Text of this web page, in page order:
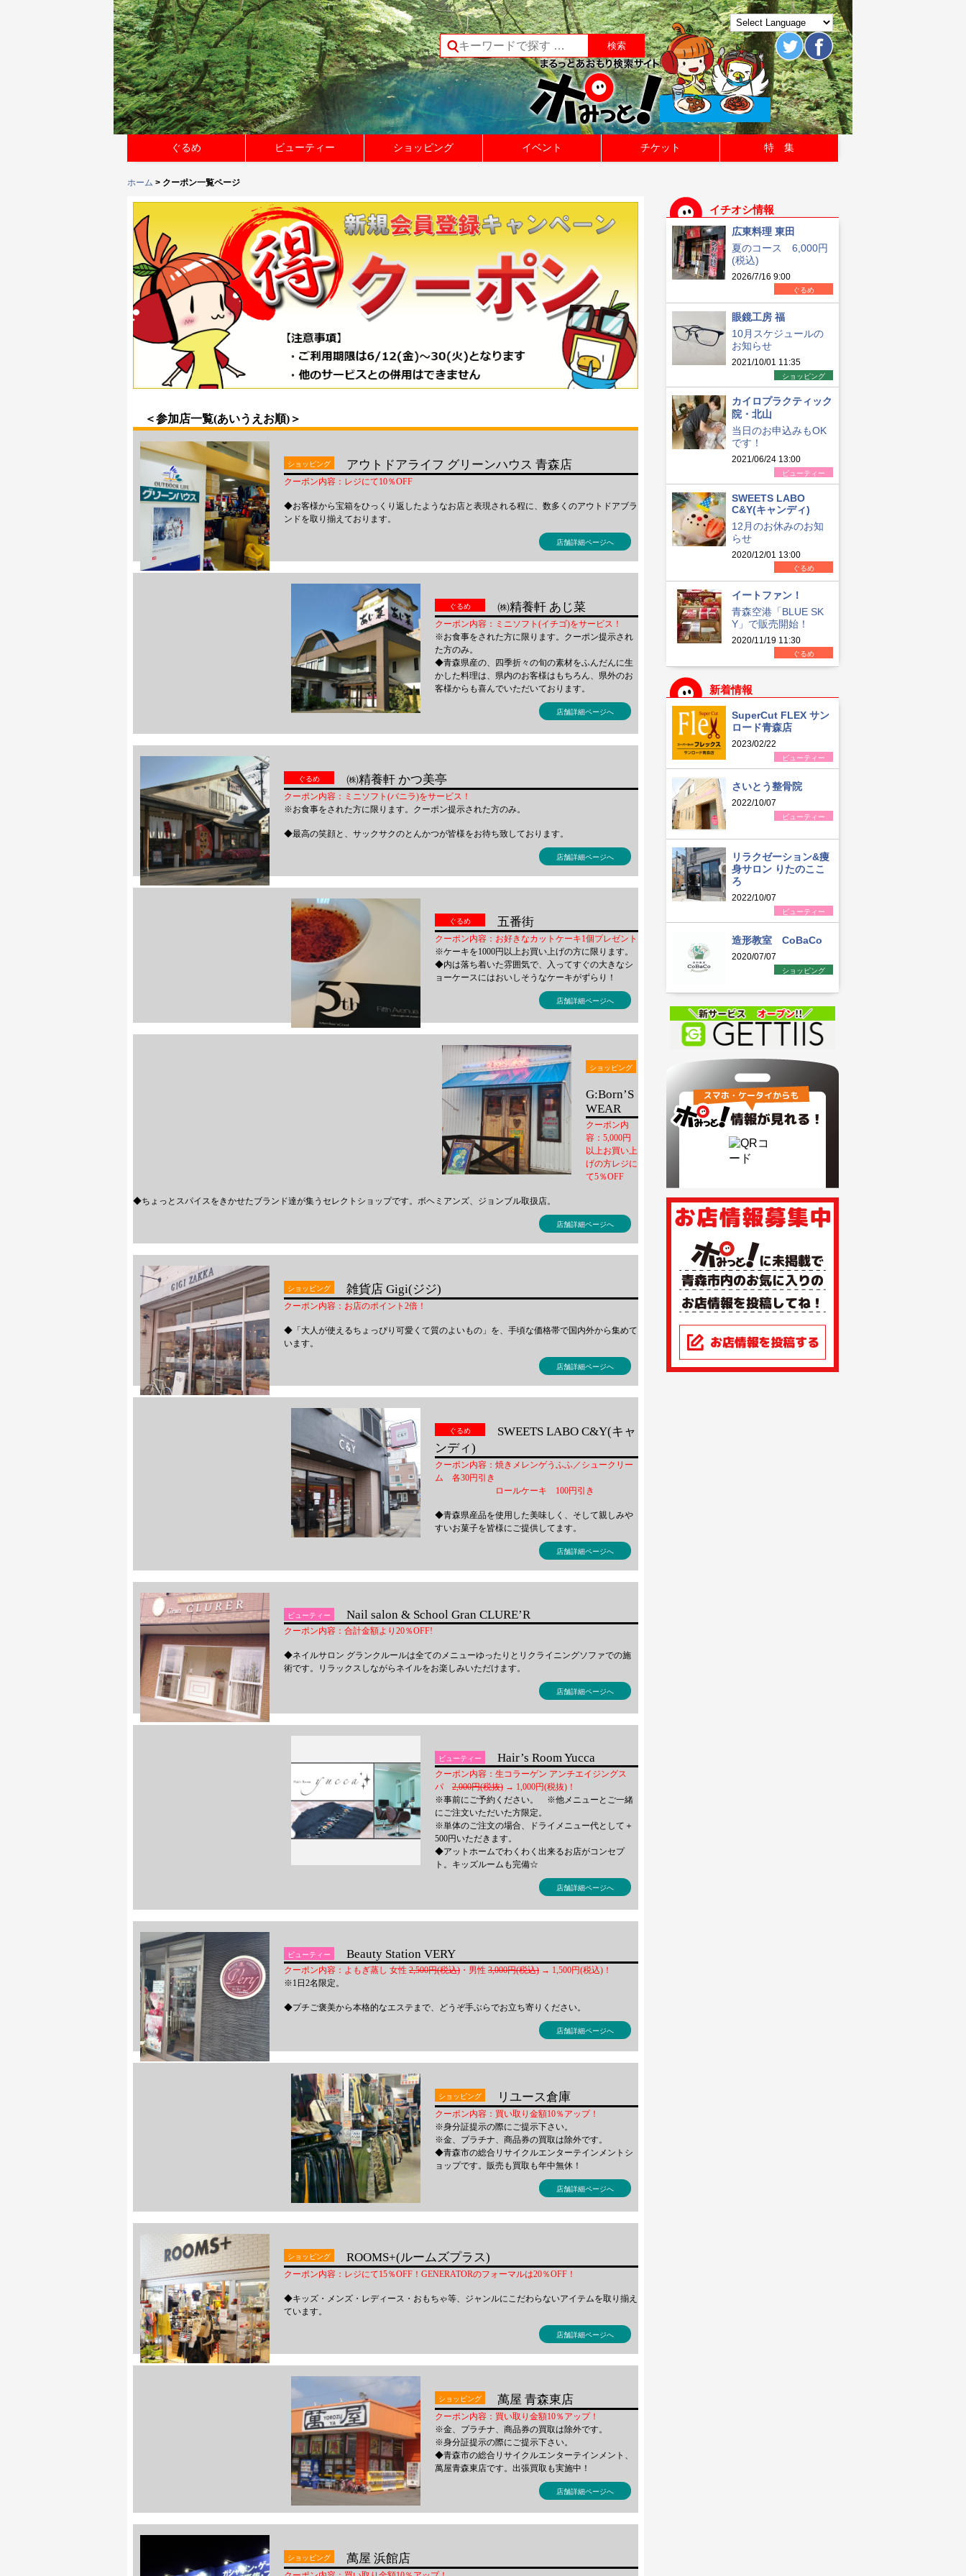
ぐるめ ビューティー ショッピング イベント チケット 特 集
ホーム > クーポン一覧ページ
＜参加店一覧(あいうえお順)＞
ショッピング アウトドアライフ グリーンハウス 青森店
クーポン内容：レジにて10％OFF
◆お客様から宝箱をひっくり返したようなお店と表現される程に、数多くのアウトドアブラ
ンドを取り揃えております。
店舗詳細ページへ
ぐるめ ㈱精養軒 あじ菜
クーポン内容：ミニソフト(イチゴ)をサービス！
※お食事をされた方に限ります。クーポン提示され
た方のみ。
◆青森県産の、四季折々の旬の素材をふんだんに生
かした料理は、県内のお客様はもちろん、県外のお
客様からも喜んでいただいております。
店舗詳細ページへ
ぐるめ ㈱精養軒 かつ美亭
クーポン内容：ミニソフト(バニラ)をサービス！
※お食事をされた方に限ります。クーポン提示された方のみ。
◆最高の笑顔と、サックサクのとんかつが皆様をお待ち致しております。
店舗詳細ページへ
ぐるめ 五番街
クーポン内容：お好きなカットケーキ1個プレゼント
※ケーキを1000円以上お買い上げの方に限ります。
◆内は落ち着いた雰囲気で、入ってすぐの大きなシ
ョーケースにはおいしそうなケーキがずらり！
店舗詳細ページへ
ショッピング
G:Born’S
WEAR
クーポン内
容：5,000円
以上お買い上
げの方レジに
て5％OFF
◆ちょっとスパイスをきかせたブランド達が集うセレクトショップです。ボヘミアンズ、ジョンブル取扱店。
店舗詳細ページへ
ショッピング 雑貨店 Gigi(ジジ)
クーポン内容：お店のポイント2倍！
◆「大人が使えるちょっぴり可愛くて質のよいもの」を、手頃な価格帯で国内外から集めて
います。
店舗詳細ページへ
ぐるめ
SWEETS LABO C&Y(キャ
ンディ)
クーポン内容：焼きメレンゲうふふ／シュークリー
ム 各30円引き
ロールケーキ 100円引き
◆青森県産品を使用した美味しく、そして親しみや
すいお菓子を皆様にご提供してます。
店舗詳細ページへ
ビューティー Nail salon & School Gran CLURE’R
クーポン内容：合計金額より20％OFF!
◆ネイルサロン グランクルールは全てのメニューゆったりとリクライニングソファでの施
術です。リラックスしながらネイルをお楽しみいただけます。
店舗詳細ページへ
ビューティー Hair’s Room Yucca
クーポン内容：生コラーゲン アンチエイジングス
パ 2,000円(税抜) → 1,000円(税抜)！
※事前にご予約ください。 ※他メニューとご一緒
にご注文いただいた方限定。
※単体のご注文の場合、ドライメニュー代として＋
500円いただきます。
◆アットホームでわくわく出来るお店がコンセプ
ト。キッズルームも完備☆
店舗詳細ページへ
ビューティー Beauty Station VERY
クーポン内容：よもぎ蒸し 女性 2,500円(税込) ・男性 3,000円(税込) → 1,500円(税込)！
※1日2名限定。
◆プチご褒美から本格的なエステまで、どうぞ手ぶらでお立ち寄りください。
店舗詳細ページへ
ショッピング リユース倉庫
クーポン内容：買い取り金額10％アップ！
※身分証提示の際にご提示下さい。
※金、プラチナ、商品券の買取は除外です。
◆青森市の総合リサイクルエンターテインメントシ
ョップです。販売も買取も年中無休！
店舗詳細ページへ
ショッピング ROOMS+(ルームズプラス)
クーポン内容：レジにて15％OFF！GENERATORのフォーマルは20％OFF！
◆キッズ・メンズ・レディース・おもちゃ等、ジャンルにこだわらないアイテムを取り揃え
ています。
店舗詳細ページへ
ショッピング 萬屋 青森東店
クーポン内容：買い取り金額10％アップ！
※金、プラチナ、商品券の買取は除外です。
※身分証提示の際にご提示下さい。
◆青森市の総合リサイクルエンターテインメント、
萬屋青森東店です。出張買取も実施中！
店舗詳細ページへ
ショッピング 萬屋 浜館店
イチオシ情報
広東料理 東田
夏のコース 6,000円
(税込)
2026/7/16 9:00
ぐるめ
眼鏡工房 福
10月スケジュールの
お知らせ
2021/10/01 11:35
ショッピング
カイロプラクティック
院・北山
当日のお申込みもOK
です！
2021/06/24 13:00
ビューティー
SWEETS LABO
C&Y(キャンディ)
12月のお休みのお知
らせ
2020/12/01 13:00
ぐるめ
イートファン！
青森空港「BLUE SK
Y」で販売開始！
2020/11/19 11:30
ぐるめ
新着情報
SuperCut FLEX サン
ロード青森店
2023/02/22
ビューティー
さいとう整骨院
2022/10/07
ビューティー
リラクゼーション&痩
身サロン りたのここ
ろ
2022/10/07
ビューティー
造形教室 CoBaCo
2020/07/07
ショッピング